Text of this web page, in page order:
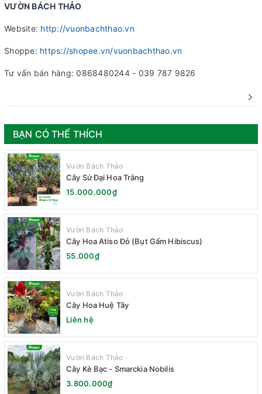
VƯỜN BÁCH THẢO
Website: http://vuonbachthao.vn
Shoppe: https://shopee.vn/vuonbachthao.vn
Tư vấn bán hàng: 0868480244 - 039 787 9826
BẠN CÓ THỂ THÍCH
Vườn Bách Thảo
Cây Sứ Đại Hoa Trắng
15.000.000₫
Vườn Bách Thảo
Cây Hoa Atiso Đỏ (Bụt Gấm Hibiscus)
55.000₫
Vườn Bách Thảo
Cây Hoa Huệ Tây
Liên hệ
Vườn Bách Thảo
Cây Kè Bạc - Smarckia Nobilis
3.800.000₫